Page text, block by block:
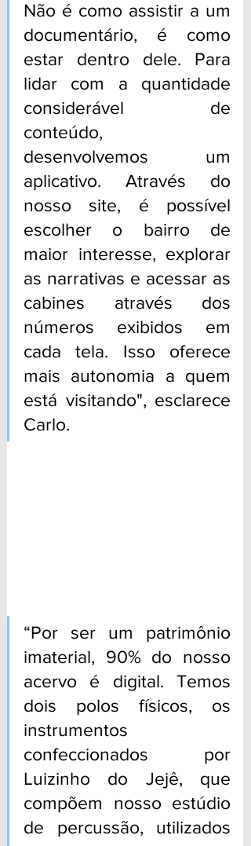
Não é como assistir a um
documentário, é como
estar dentro dele. Para
lidar com a quantidade
considerável de
conteúdo,
desenvolvemos um
aplicativo. Através do
nosso site, é possível
escolher o bairro de
maior interesse, explorar
as narrativas e acessar as
cabines através dos
números exibidos em
cada tela. Isso oferece
mais autonomia a quem
está visitando", esclarece
Carlo.
“Por ser um patrimônio
imaterial, 90% do nosso
acervo é digital. Temos
dois polos físicos, os
instrumentos
confeccionados por
Luizinho do Jejê, que
compõem nosso estúdio
de percussão, utilizados